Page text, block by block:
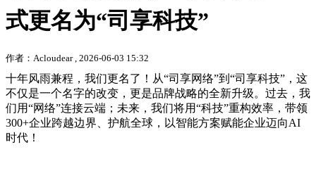
式更名为“司享科技”
作者：Acloudear , 2026-06-03 15:32
十年风雨兼程，我们更名了！从“司享网络”到“司享科技”，这
不仅是一个名字的改变，更是品牌战略的全新升级。过去，我
们用“网络”连接云端；未来，我们将用“科技”重构效率，带领
300+企业跨越边界、护航全球，以智能方案赋能企业迈向AI
时代！